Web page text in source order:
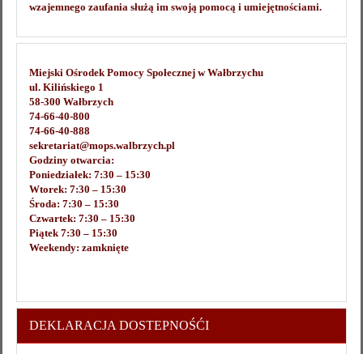
wzajemnego zaufania służą im swoją pomocą i umiejętnościami.
Miejski Ośrodek Pomocy Społecznej w Wałbrzychu
ul. Kilińskiego 1
58-300 Wałbrzych
74-66-40-800
74-66-40-888
sekretariat@mops.walbrzych.pl
Godziny otwarcia:
Poniedziałek: 7:30 – 15:30
Wtorek: 7:30 – 15:30
Środa: 7:30 – 15:30
Czwartek: 7:30 – 15:30
Piątek 7:30 – 15:30
Weekendy: zamknięte
DEKLARACJA DOSTEPNOŚĆI